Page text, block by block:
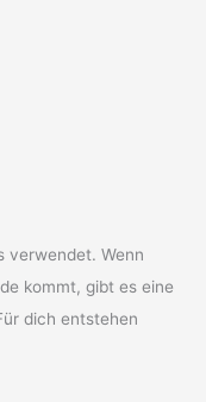
verwendet. Wenn
kommt, gibt es eine
dich entstehen